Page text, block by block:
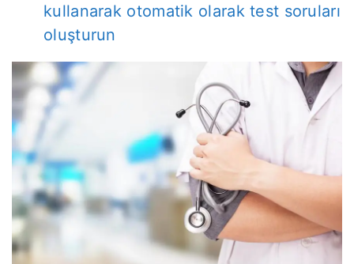
kullanarak otomatik olarak test soruları
oluşturun